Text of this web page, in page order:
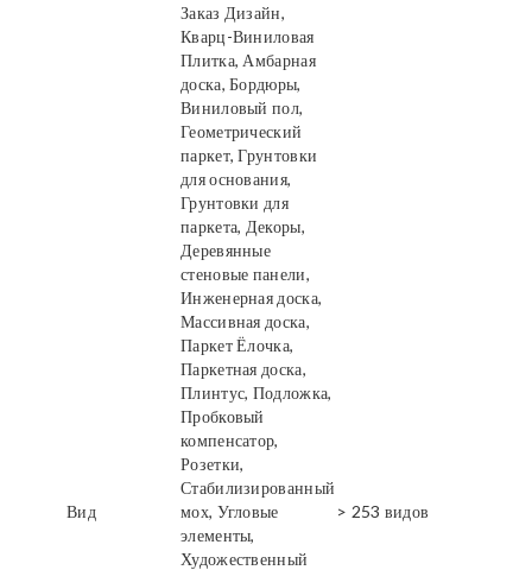
Заказ Дизайн,
Вид
Кварц-Виниловая
Плитка, Амбарная
доска, Бордюры,
Виниловый пол,
Геометрический
паркет, Грунтовки
для основания,
Грунтовки для
паркета, Декоры,
Деревянные
стеновые панели,
Инженерная доска,
Массивная доска,
Паркет Ёлочка,
Паркетная доска,
Плинтус, Подложка,
Пробковый
компенсатор,
Розетки,
Стабилизированный
мох, Угловые
элементы,
Художественный
> 253 видов